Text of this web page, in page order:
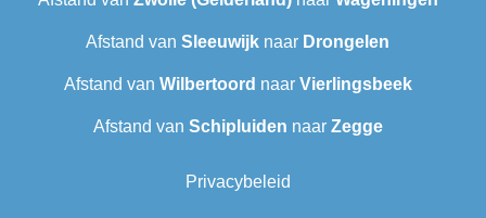
Afstand van Sleeuwijk naar Drongelen
Afstand van Wilbertoord naar Vierlingsbeek
Afstand van Schipluiden naar Zegge
Privacybeleid